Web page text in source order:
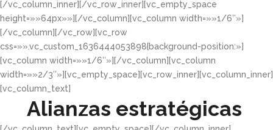
[/vc_column_inner][/vc_row_inner][vc_empty_space
height=»»64px»»][/vc_column][vc_column width=»»1/6″»]
[/vc_column][/vc_row][vc_row
css=»».vc_custom_1636444053898{background-position:»]
[vc_column width=»»1/6″»][/vc_column][vc_column
width=»»2/3″»][vc_empty_space][vc_row_inner][vc_column_inner]
[vc_column_text]
Alianzas estratégicas